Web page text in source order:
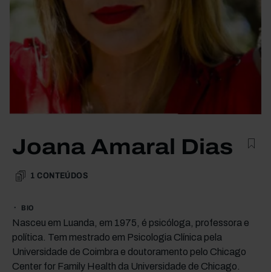
Joana Amaral Dias
1 CONTEÚDOS
BIO
Nasceu em Luanda, em 1975, é psicóloga, professora e
política. Tem mestrado em Psicologia Clínica pela
Universidade de Coimbra e doutoramento pelo Chicago
Center for Family Health da Universidade de Chicago.